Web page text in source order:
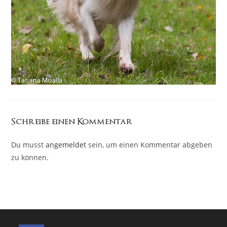
Schreibe einen Kommentar
Du musstangemeldet sein, um einen Kommentar abgeben
zu können.